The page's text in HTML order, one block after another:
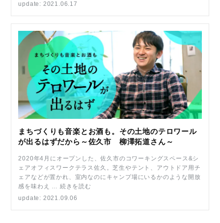
update: 2021.06.17
まちづくりも音楽とお酒も。その土地のテロワール
が出るはずだから～佐久市 柳澤拓道さん～
2020年4月にオープンした、佐久市のコワーキングスペース&シ
ェアオフィスワークテラス佐久。芝生やテント、アウトドア用チ
ェアなどが置かれ、室内なのにキャンプ場にいるかのような開放
感を味わえ … 続きを読む
update: 2021.09.06